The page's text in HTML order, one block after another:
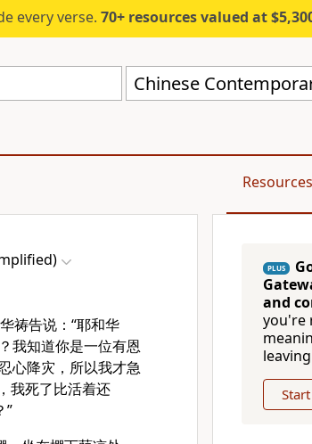
every verse. 70+ resources valued at $5,300+—plans
Resources
祷告说：“耶和华
我知道你是一位有恩
心降灾，所以我才急
我死了比活着还
”
PLUS
and
you're